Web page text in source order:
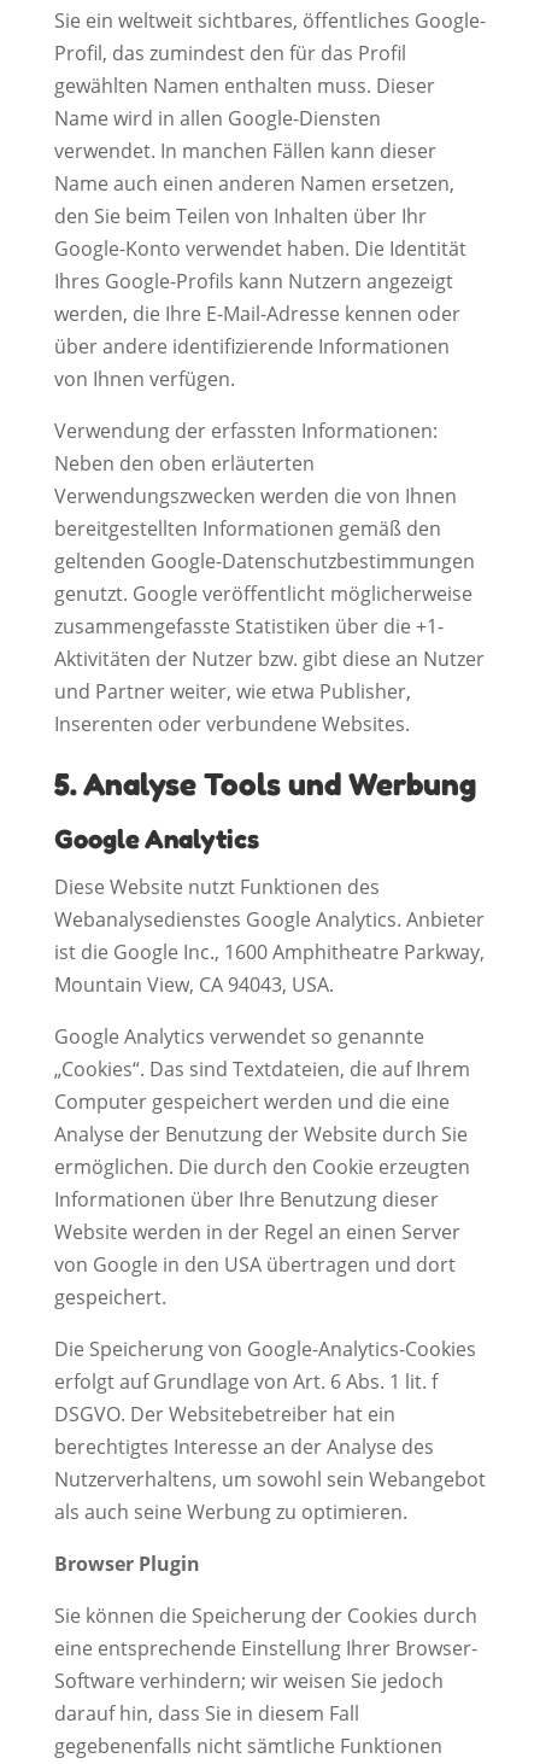
Sie ein weltweit sichtbares, öffentliches Google-
Profil, das zumindest den für das Profil
gewählten Namen enthalten muss. Dieser
Name wird in allen Google-Diensten
verwendet. In manchen Fällen kann dieser
Name auch einen anderen Namen ersetzen,
den Sie beim Teilen von Inhalten über Ihr
Google-Konto verwendet haben. Die Identität
Ihres Google-Profils kann Nutzern angezeigt
werden, die Ihre E-Mail-Adresse kennen oder
über andere identifizierende Informationen
von Ihnen verfügen.
Verwendung der erfassten Informationen:
Neben den oben erläuterten
Verwendungszwecken werden die von Ihnen
bereitgestellten Informationen gemäß den
geltenden Google-Datenschutzbestimmungen
genutzt. Google veröffentlicht möglicherweise
zusammengefasste Statistiken über die +1-
Aktivitäten der Nutzer bzw. gibt diese an Nutzer
und Partner weiter, wie etwa Publisher,
Inserenten oder verbundene Websites.
5. Analyse Tools und Werbung
Google Analytics
Diese Website nutzt Funktionen des
Webanalysedienstes Google Analytics. Anbieter
ist die Google Inc., 1600 Amphitheatre Parkway,
Mountain View, CA 94043, USA.
Google Analytics verwendet so genannte
„Cookies“. Das sind Textdateien, die auf Ihrem
Computer gespeichert werden und die eine
Analyse der Benutzung der Website durch Sie
ermöglichen. Die durch den Cookie erzeugten
Informationen über Ihre Benutzung dieser
Website werden in der Regel an einen Server
von Google in den USA übertragen und dort
gespeichert.
Die Speicherung von Google-Analytics-Cookies
erfolgt auf Grundlage von Art. 6 Abs. 1 lit. f
DSGVO. Der Websitebetreiber hat ein
berechtigtes Interesse an der Analyse des
Nutzerverhaltens, um sowohl sein Webangebot
als auch seine Werbung zu optimieren.
Browser Plugin
Sie können die Speicherung der Cookies durch
eine entsprechende Einstellung Ihrer Browser-
Software verhindern; wir weisen Sie jedoch
darauf hin, dass Sie in diesem Fall
gegebenenfalls nicht sämtliche Funktionen